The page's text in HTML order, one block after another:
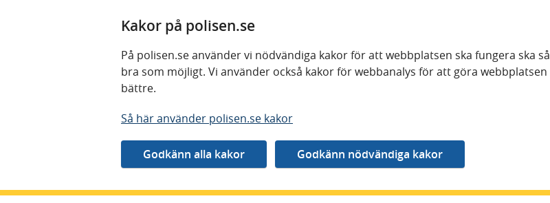
Kakor på polisen.se
På polisen.se använder vi nödvändiga kakor för att webbplatsen ska fungera ska så
bra som möjligt. Vi använder också kakor för webbanalys för att göra webbplatsen
bättre.
Så här använder polisen.se kakor